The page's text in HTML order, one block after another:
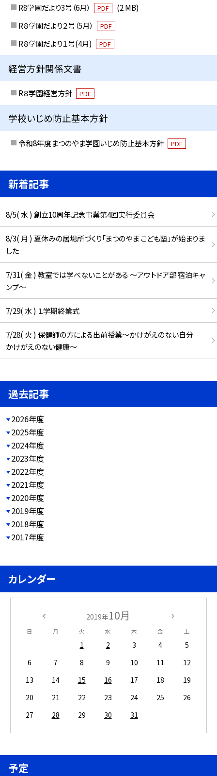
R8学園だより3号（6月）
PDF
(2 MB)
R８学園だより２号（5月）
PDF
R８学園だより１号(4月) PDF
経営方針関係文書
R８学園経営方針 PDF
学校いじめ防止基本方針
令和8年度まつのやま学園いじめ防止基本方針 PDF
新着記事
8/5( 水 ) 創立10周年記念事業第4回実行委員会
8/3( 月 ) 夏休みの居場所づくり「まつのやま こども塾」が始まりま
した
7/31( 金 ) 教室では学べないことがある ～アウトドア部 宿泊キャ
ンプ～
7/29( 水 ) １学期終業式
7/28( 火 ) 保健師の方による出前授業～かけがえのない自分
かけがえのない健康～
過去記事
2026年度
2025年度
2024年度
2023年度
2022年度
2021年度
2020年度
2019年度
2018年度
2017年度
カレンダー
2019年10月
日 月 火 水 木 金 土
1 2 3 4
5
6
7 8 9 10 11
12
13
14 15 16 17 18
19
20
21 22 23 24 25
26
27
28 29 30 31
予定